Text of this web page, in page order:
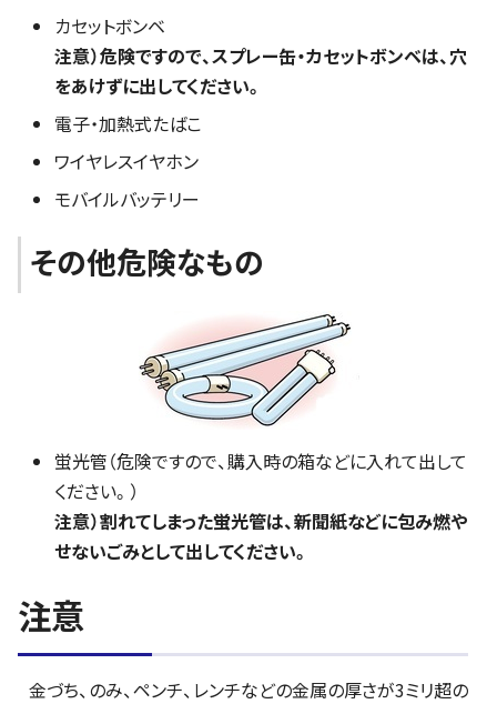
カセットボンベ
注意）危険ですので、スプレー缶・カセットボンベは、穴
をあけずに出してください。
電子・加熱式たばこ
ワイヤレスイヤホン
モバイルバッテリー
その他危険なもの
蛍光管（危険ですので、購入時の箱などに入れて出して
ください。）
注意）割れてしまった蛍光管は、新聞紙などに包み燃や
せないごみとして出してください。
注意
金づち、のみ、ペンチ、レンチなどの金属の厚さが3ミリ超の